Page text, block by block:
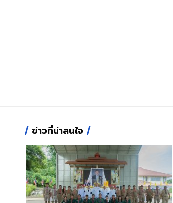
ข่าวที่น่าสนใจ